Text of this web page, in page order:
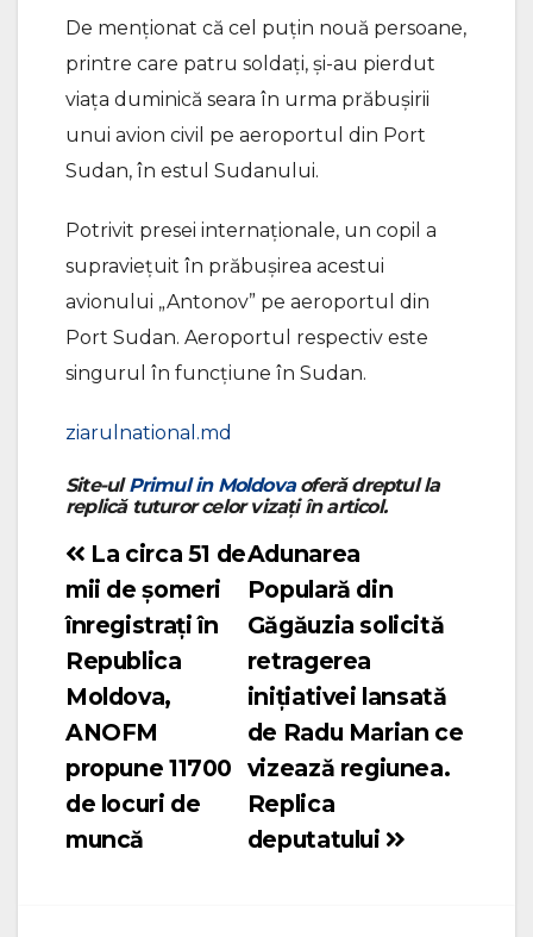
De menționat că cel puțin nouă persoane,
printre care patru soldați, și-au pierdut
viaţa duminică seara în urma prăbușirii
unui avion civil pe aeroportul din Port
Sudan, în estul Sudanului.
Potrivit presei internaționale, un copil a
supraviețuit în prăbușirea acestui
avionului „Antonov” pe aeroportul din
Port Sudan. Aeroportul respectiv este
singurul în funcțiune în Sudan.
ziarulnational.md
Site-ulPrimul in Moldovaoferă dreptul la
replică tuturor celor vizați în articol.
Navigare
în
articole
Adunarea
Populară din
Găgăuzia solicită
retragerea
inițiativei lansată
de Radu Marian ce
vizează regiunea.
Replica
deputatului
La circa 51 de
mii de șomeri
înregistrați în
Republica
Moldova,
ANOFM
propune 11700
de locuri de
muncă